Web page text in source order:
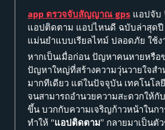
app ตรวจจับสัญญาณ gps แอปจับ
แอปติดตาม แอปไหนดี ฉบับล่าสุดปี
แม่นยำแบบเรียลไทม์ ปลอดภัย ใช้ง
หากเป็นเมื่อก่อน ปัญหาคนหายหรือ
ปัญหาใหญ่ที่สร้างความวุ่นวายใจส
มากทีเดียว แต่ในปัจจุบัน เทคโนโล
จนสามารถอำนวยความสะดวกให้
ขึ้น บวกกับความเจริญก้าวหน้าในก
ทำให้ “แอปติดตาม” กลายมาเป็นตั